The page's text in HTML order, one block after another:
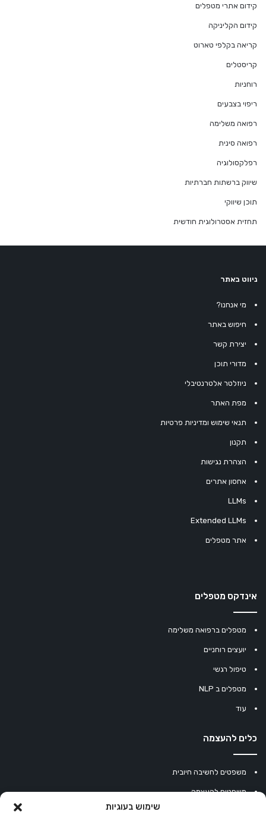
שימוש בעוגיות
קידום אתרי מטפלים
קידום הקליניקה
קריאה בקלפי טארוט
קריסטלים
רוחניות
ריפוי בצבעים
רפואה משלימה
רפואה סינית
רפלקסולוגיה
שיווק ברשתות חברתיות
תוכן שיווקי
תחזית אסטרולוגית חודשית
ניווט באתר
מי אנחנו?
חיפוש באתר
יצירת קשר
מדורי תוכן
ניוזלטר אלטרנטיבלי
מפת האתר
תנאי שימוש ומדיניות פרטיות
תקנון
הצהרת נגישות
אחסון אתרים
LLMs
Extended LLMs
אתר מטפלים
אינדקס מטפלים
מטפלים ברפואה משלימה
יועצים רוחניים
טיפול רגשי
מטפלים ב NLP
עוד
כלים להעצמה
משפטים לחשיבה חיובית
משפטים להעצמה